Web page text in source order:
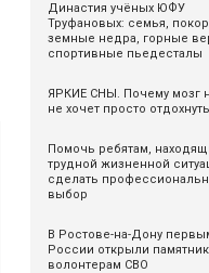
Династия учёных ЮФУ
Труфановых: семья,
земные недра, горные
спортивные пьедесталы
ЯРКИЕ СНЫ. Почему мозг
не хочет просто
Помочь ребятам,
трудной жизненной
сделать
выбор
В Ростове-на-Дону
России открыли памятник
волонтерам СВО